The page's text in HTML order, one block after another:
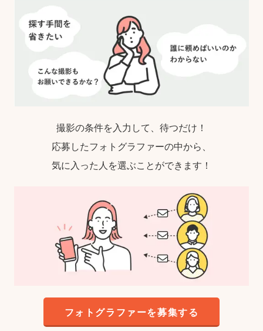
撮影の条件を入力して、待つだけ！
応募したフォトグラファーの中から、
気に入った人を選ぶことができます！
フォトグラファーを募集する